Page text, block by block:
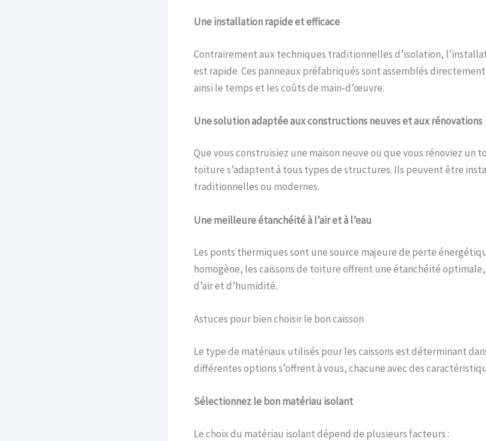
Une installation rapide et efficace
Contrairement aux techniques traditionnelles d’isolation,
est rapide. Ces panneaux préfabriqués sont assemblés
ainsi le temps et les coûts de main-d’œuvre.
Une solution adaptée aux constructions neuves et aux rénovations
Que vous construisiez une maison neuve ou que vous rénoviez un
toiture s’adaptent à tous types de structures. Ils peuvent être
traditionnelles ou modernes.
Une meilleure étanchéité à l’air et à l’eau
Les ponts thermiques sont une source majeure de perte
homogène, les caissons de toiture offrent une étanchéité
d’air et d’humidité.
Astuces pour bien choisir le bon caisson
Le type de matériaux utilisés pour les caissons est déterminant
différentes options s’offrent à vous, chacune avec des
Sélectionnez le bon matériau isolant
Le choix du matériau isolant dépend de plusieurs facteurs :